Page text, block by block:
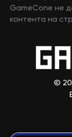
GameCone не
контента на
©